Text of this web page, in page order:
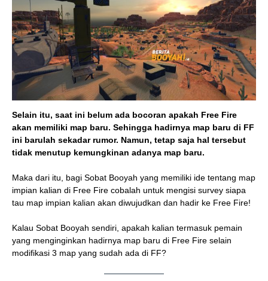
Selain itu, saat ini belum ada bocoran apakah Free Fire
akan memiliki map baru. Sehingga hadirnya map baru di FF
ini barulah sekadar rumor. Namun, tetap saja hal tersebut
tidak menutup kemungkinan adanya map baru.
Maka dari itu, bagi Sobat Booyah yang memiliki ide tentang map
impian kalian di Free Fire cobalah untuk mengisi survey siapa
tau map impian kalian akan diwujudkan dan hadir ke Free Fire!
Kalau Sobat Booyah sendiri, apakah kalian termasuk pemain
yang menginginkan hadirnya map baru di Free Fire selain
modifikasi 3 map yang sudah ada di FF?